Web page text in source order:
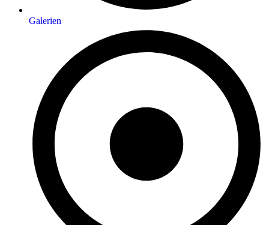
Galerien